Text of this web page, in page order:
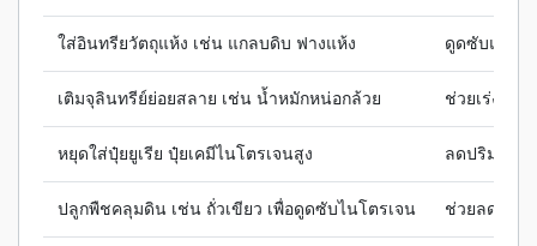
ใส่อินทรียวัตถุแห้ง เช่น แกลบดิบ ฟางแห้ง ดูดซับแอมโ
เติมจุลินทรีย์ย่อยสลาย เช่น น้ำหมักหน่อกล้วย ช่วยเร่งแปล
หยุดใส่ปุ๋ยยูเรีย ปุ๋ยเคมีไนโตรเจนสูง ลดปริมาณ
ปลูกพืชคลุมดิน เช่น ถั่วเขียว เพื่อดูดซับไนโตรเจน ช่วยลด N ใ